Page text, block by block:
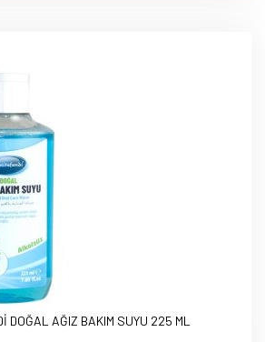
DOĞAL AĞIZ BAKIM SUYU 225 ML